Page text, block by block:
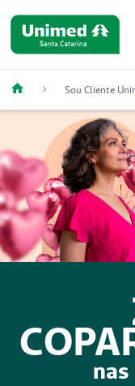
Sou Cliente